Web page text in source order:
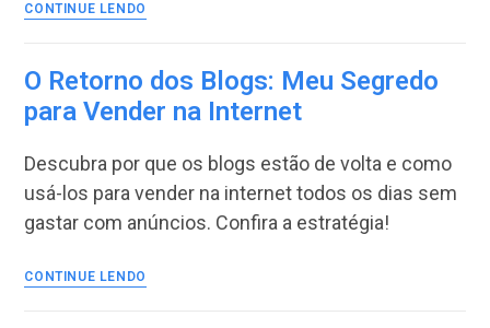
CONTINUE LENDO
resolver
Problema
e
fazer
Vender
muito
Internet
O Retorno dos Blogs: Meu Segredo
para Vender na Internet
Descubra por que os blogs estão de volta e como
usá-los para vender na internet todos os dias sem
gastar com anúncios. Confira a estratégia!
CONTINUE LENDO
Retorno